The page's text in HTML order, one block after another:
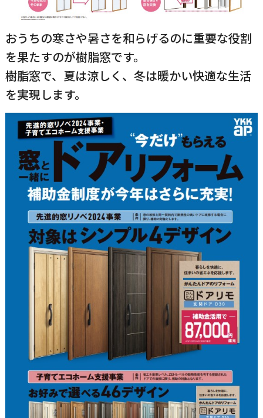
おうちの寒さや暑さを和らげるのに重要な役割
を果たすのが樹脂窓です。
樹脂窓で、夏は涼しく、冬は暖かい快適な生活
を実現します。